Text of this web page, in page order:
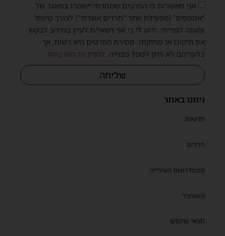
ניווט באתר
חדשות
חרדים
ממסדרונות העירייה
השטיבל
תנאי שימוש
אני מאשר/ת כי הפרטים שמסרתי יישמרו במאגר של
"אמפסיס" (מפעילת אתר "חרדים אשדוד") לצורך טיפול
ומענה לפנייתי. ידוע לי כי אני רשאי/ת לעיין במידע, לבקש
את תיקונו או מחיקתו. מסירת הפרטים היא רשות, אך
בלעדיהם לא ניתן לטפל בפנייה. למדיניות הפרטיות.
שליחה